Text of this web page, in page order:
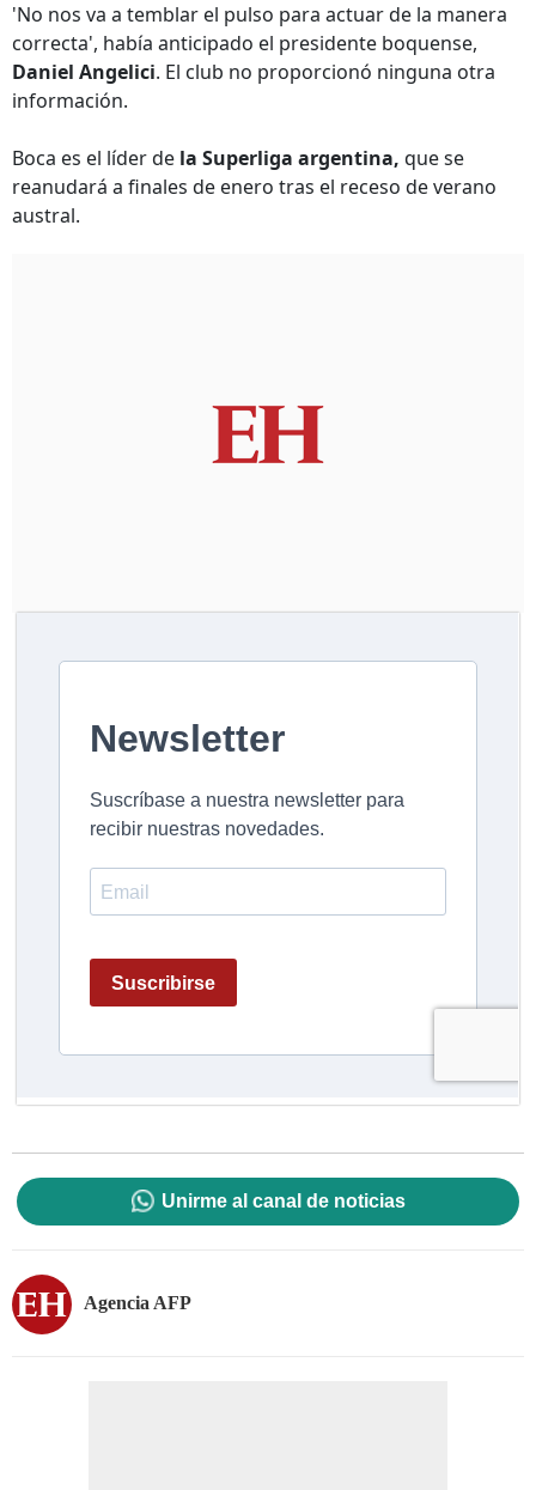
'No nos va a temblar el pulso para actuar de la manera
correcta', había anticipado el presidente boquense,
Daniel Angelici. El club no proporcionó ninguna otra
información.
Boca es el líder de la Superliga argentina, que se
reanudará a finales de enero tras el receso de verano
austral.
Unirme al canal de noticias
Agencia AFP